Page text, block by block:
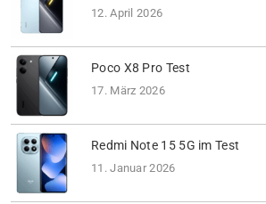
12. April 2026
Poco X8 Pro Test
17. März 2026
Redmi Note 15 5G im Test
11. Januar 2026